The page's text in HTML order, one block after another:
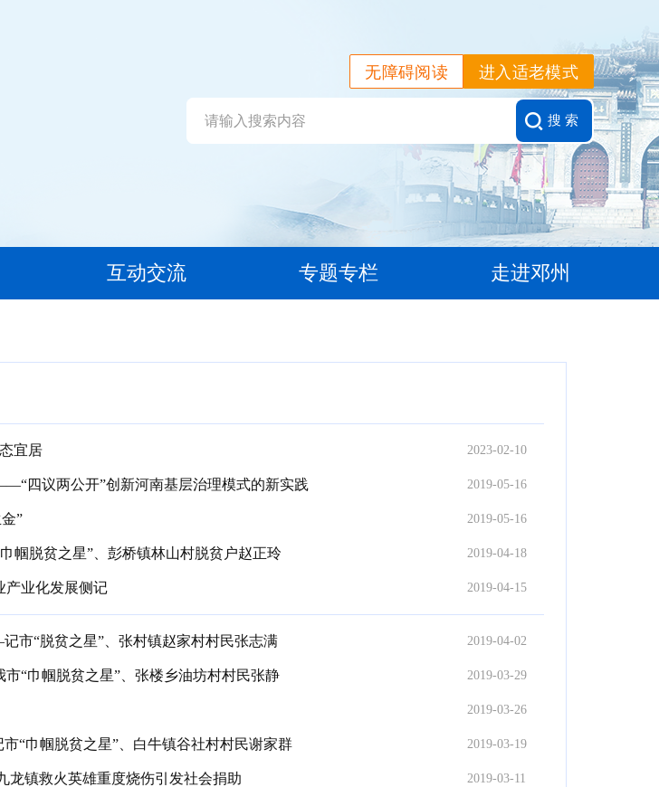
进入适老模式
无障碍阅读
搜 索
互动交流 专题专栏 走进邓州
宜居 2023-02-10
四议两公开”创新河南基层治理模式的新实践 2019-05-16
” 2019-05-16
帼脱贫之星”、彭桥镇林山村脱贫户赵正玲 2019-04-18
业化发展侧记 2019-04-15
市“脱贫之星”、张村镇赵家村村民张志满 2019-04-02
“巾帼脱贫之星”、张楼乡油坊村村民张静 2019-03-29
2019-03-26
“巾帼脱贫之星”、白牛镇谷社村村民谢家群 2019-03-19
镇救火英雄重度烧伤引发社会捐助 2019-03-11